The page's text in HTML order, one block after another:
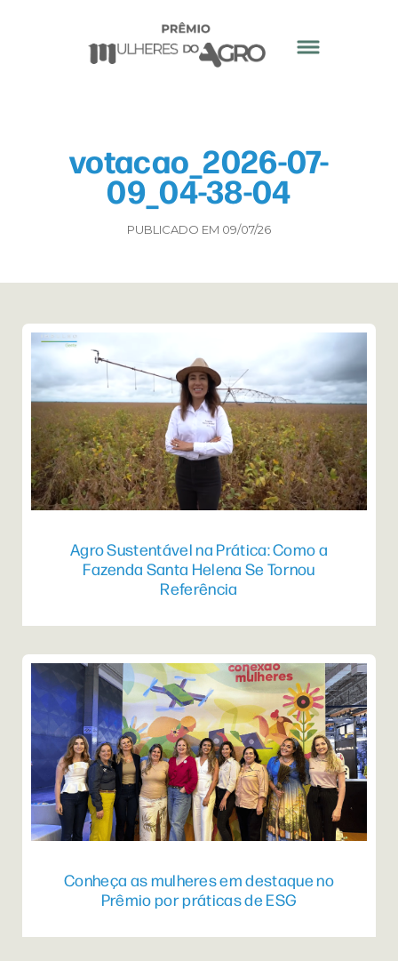
votacao_2026-07-
09_04-38-04
PUBLICADO EM 09/07/26
Agro Sustentável na Prática: Como a
Fazenda Santa Helena Se Tornou
Referência
Conheça as mulheres em destaque no
Prêmio por práticas de ESG